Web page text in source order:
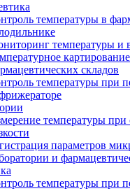
температуры в
температуры и
складов
температуры при
температуры при
параметров
и
температуры при